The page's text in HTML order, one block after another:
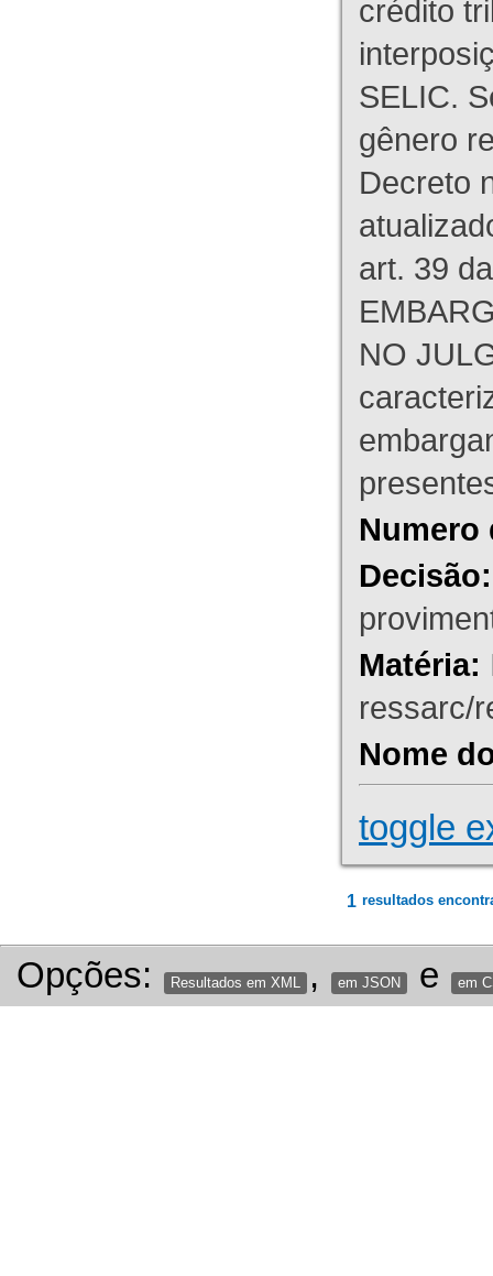
crédito
SELIC.
gênero
Decreto
art. 39
NO
Numero
Decisão:
Matéria:
ressarc/
Nome
toggle
1 resultados
Opções: Resultados em XML , em JSON e em